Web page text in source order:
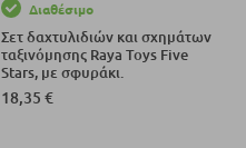
Διαθέσιμο
Σετ δαχτυλιδιών και σχημάτων
ταξινόμησης Raya Toys Five
Stars, με σφυράκι.
18,35 €